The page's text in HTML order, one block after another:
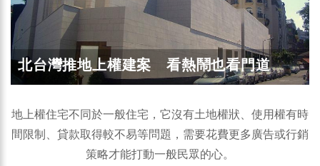
北台灣推地上權建案 看熱鬧也看門道
地上權住宅不同於一般住宅，它沒有土地權狀、使用權有時
間限制、貸款取得較不易等問題，需要花費更多廣告或行銷
策略才能打動一般民眾的心。